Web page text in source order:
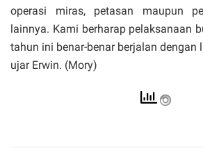
operasi miras, petasan maupun
lainnya. Kami berharap pelaksanaan
tahun ini benar-benar berjalan dengan
ujar Erwin. (Mory)